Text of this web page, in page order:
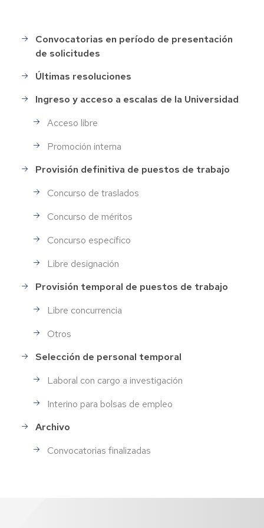
Selección
de
Personal
Convocatorias en período de presentación
de solicitudes
Últimas resoluciones
Ingreso y acceso a escalas de la Universidad
Acceso libre
Promoción interna
Provisión definitiva de puestos de trabajo
Concurso de traslados
Concurso de méritos
Concurso específico
Libre designación
Provisión temporal de puestos de trabajo
Libre concurrencia
Otros
Selección de personal temporal
Laboral con cargo a investigación
Interino para bolsas de empleo
Archivo
Convocatorias finalizadas